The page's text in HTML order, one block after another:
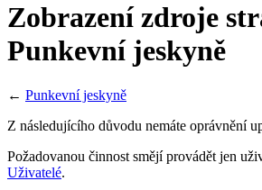
Zobrazení zdroje
Punkevní jeskyně
← Punkevní jeskyně
Z následujícího důvodu nemáte oprávnění
Požadovanou činnost smějí provádět jen
Uživatelé.